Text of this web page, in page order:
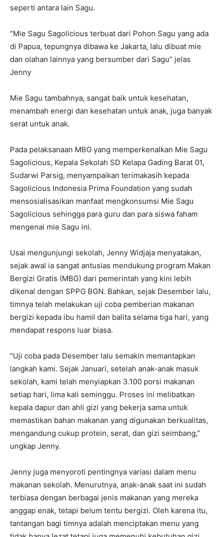
seperti antara lain Sagu.
“Mie Sagu Sagolicious terbuat dari Pohon Sagu yang ada
di Papua, tepungnya dibawa ke Jakarta, lalu dibuat mie
dan olahan lainnya yang bersumber dari Sagu” jelas
Jenny
Mie Sagu tambahnya, sangat baik untuk kesehatan,
menambah energi dan kesehatan untuk anak, juga banyak
serat untuk anak.
Pada pelaksanaan MBG yang memperkenalkan Mie Sagu
Sagolicious, Kepala Sekolah SD Kelapa Gading Barat 01,
Sudarwi Parsig, menyampaikan terimakasih kepada
Sagolicious Indonesia Prima Foundation yang sudah
mensosialisasikan manfaat mengkonsumsi Mie Sagu
Sagolicious sehingga para guru dan para siswa faham
mengenai mie Sagu ini.
Usai mengunjungi sekolah, Jenny Widjaja menyatakan,
sejak awal ia sangat antusias mendukung program Makan
Bergizi Gratis (MBG) dari pemerintah yang kini lebih
dikenal dengan SPPG BGN. Bahkan, sejak Desember lalu,
timnya telah melakukan uji coba pemberian makanan
bergizi kepada ibu hamil dan balita selama tiga hari, yang
mendapat respons luar biasa.
“Uji coba pada Desember lalu semakin memantapkan
langkah kami. Sejak Januari, setelah anak-anak masuk
sekolah, kami telah menyiapkan 3.100 porsi makanan
setiap hari, lima kali seminggu. Proses ini melibatkan
kepala dapur dan ahli gizi yang bekerja sama untuk
memastikan bahan makanan yang digunakan berkualitas,
mengandung cukup protein, serat, dan gizi seimbang,”
ungkap Jenny.
Jenny juga menyoroti pentingnya variasi dalam menu
makanan sekolah. Menurutnya, anak-anak saat ini sudah
terbiasa dengan berbagai jenis makanan yang mereka
anggap enak, tetapi belum tentu bergizi. Oleh karena itu,
tantangan bagi timnya adalah menciptakan menu yang